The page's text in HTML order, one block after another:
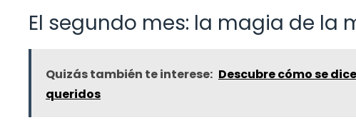
El segundo mes: la magia de la
Quizás también te interese: Descubre cómo se
queridos